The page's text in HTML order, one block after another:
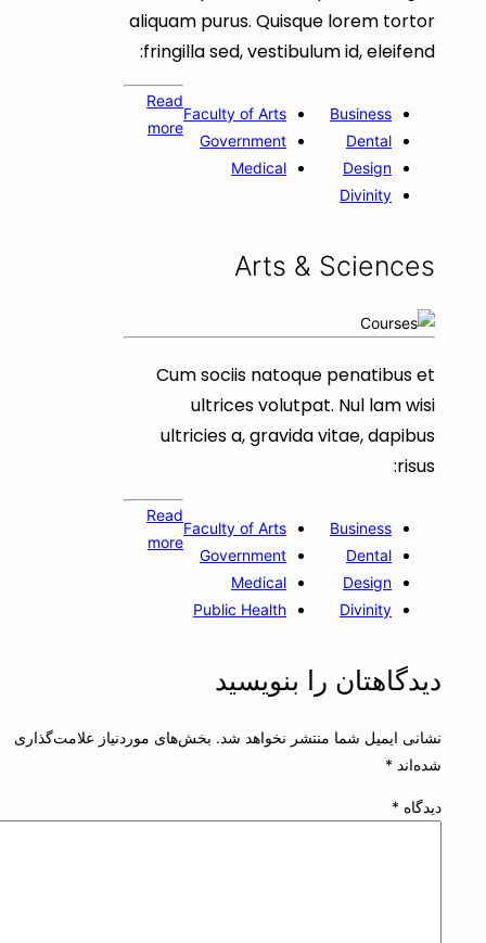
aliquam purus. Quisque lorem tortor
fringilla sed, vestibulum id, eleifend:
Business
Dental
Design
Divinity
Faculty of Arts
Government
Medical
Read
more
Arts & Sciences
Cum sociis natoque penatibus et
ultrices volutpat. Nul lam wisi
ultricies a, gravida vitae, dapibus
risus:
Business
Dental
Design
Divinity
Faculty of Arts
Government
Medical
Public Health
Read
more
دیدگاهتان را بنویسید
نشانی ایمیل شما منتشر نخواهد شد. بخش‌های موردنیاز علامت‌گذاری
شده‌اند*
دیدگاه*